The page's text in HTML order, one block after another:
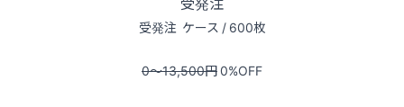
受発注 ケース / 600枚
0〜13,500円0%OFF